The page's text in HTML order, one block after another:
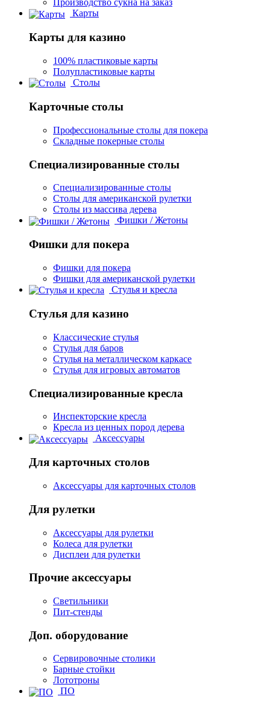
Производство сукна на заказ
Карты
Карты для казино
100% пластиковые карты
Полупластиковые карты
Столы
Карточные столы
Профессиональные столы для покера
Складные покерные столы
Специализированные столы
Специализированные столы
Столы для американской рулетки
Столы из массива дерева
Фишки / Жетоны
Фишки для покера
Фишки для покера
Фишки для американской рулетки
Стулья и кресла
Стулья для казино
Классические стулья
Стулья для баров
Стулья на металлическом каркасе
Стулья для игровых автоматов
Специализированные кресла
Инспекторские кресла
Кресла из ценных пород дерева
Аксессуары
Для карточных столов
Аксессуары для карточных столов
Для рулетки
Аксессуары для рулетки
Колеса для рулетки
Дисплеи для рулетки
Прочие аксессуары
Светильники
Пит-стенды
Доп. оборудование
Сервировочные столики
Барные стойки
Лототроны
ПО